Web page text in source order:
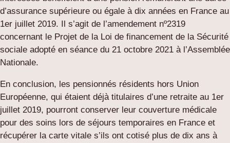
d’assurance supérieure ou égale à dix années en France au
1er juillet 2019. Il s’agit de l’amendement nº2319
concernant le Projet de la Loi de financement de la Sécurité
sociale adopté en séance du 21 octobre 2021 à l’Assemblée
Nationale.
En conclusion, les pensionnés résidents hors Union
Européenne, qui étaient déjà titulaires d’une retraite au 1er
juillet 2019, pourront conserver leur couverture médicale
pour des soins lors de séjours temporaires en France et
récupérer la carte vitale s’ils ont cotisé plus de dix ans à